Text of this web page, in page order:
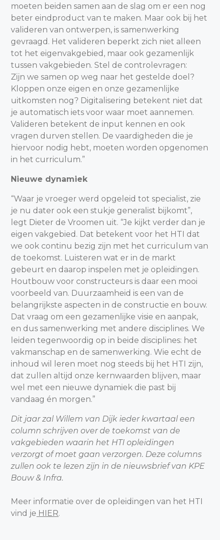
moeten beiden samen aan de slag om er een nog
beter eindproduct van te maken. Maar ook bij het
valideren van ontwerpen, is samenwerking
gevraagd. Het valideren beperkt zich niet alleen
tot het eigenvakgebied, maar ook gezamenlijk
tussen vakgebieden. Stel de controlevragen:
Zijn we samen op weg naar het gestelde doel?
Kloppen onze eigen en onze gezamenlijke
uitkomsten nog? Digitalisering betekent niet dat
je automatisch iets voor waar moet aannemen.
Valideren betekent de input kennen en ook
vragen durven stellen. De vaardigheden die je
hiervoor nodig hebt, moeten worden opgenomen
in het curriculum.”
Nieuwe dynamiek
“Waar je vroeger werd opgeleid tot specialist, zie
je nu dater ook een stukje generalist bijkomt”,
legt Dieter de Vroomen uit. “Je kijkt verder dan je
eigen vakgebied. Dat betekent voor het HTI dat
we ook continu bezig zijn met het curriculum van
de toekomst. Luisteren wat er in de markt
gebeurt en daarop inspelen met je opleidingen.
Houtbouw voor constructeurs is daar een mooi
voorbeeld van. Duurzaamheid is een van de
belangrijkste aspecten in de constructie en bouw.
Dat vraag om een gezamenlijke visie en aanpak,
en dus samenwerking met andere disciplines. We
leiden tegenwoordig op in beide disciplines: het
vakmanschap en de samenwerking. Wie echt de
inhoud wil leren moet nog steeds bij het HTI zijn,
dat zullen altijd onze kernwaarden blijven, maar
wel met een nieuwe dynamiek die past bij
vandaag én morgen.”
Dit jaar zal Willem van Dijk ieder kwartaal een
column schrijven over de toekomst van de
vakgebieden waarin het HTI opleidingen
verzorgt of moet gaan verzorgen. Deze columns
zullen ook te lezen zijn in de nieuwsbrief van KPE
Bouw & Infra.
Meer informatie over de opleidingen van het HTI
vind je HIER.